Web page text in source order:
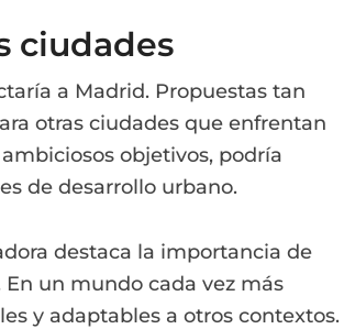
ciudades
a Madrid. Propuestas tan
otras ciudades que enfrentan
objetivos, podría
de desarrollo urbano.
destaca la importancia de
un mundo cada vez más
y adaptables a otros contextos.